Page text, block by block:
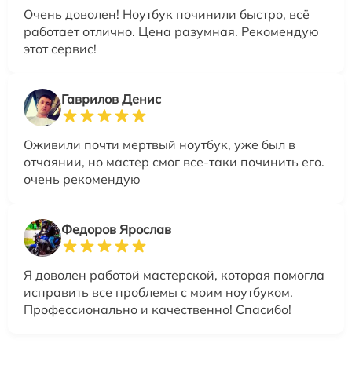
Очень доволен! Ноутбук починили быстро, всё
работает отлично. Цена разумная. Рекомендую
этот сервис!
Гаврилов Денис
Оживили почти мертвый ноутбук, уже был в
отчаянии, но мастер смог все-таки починить его.
очень рекомендую
Федоров Ярослав
Я доволен работой мастерской, которая помогла
исправить все проблемы с моим ноутбуком.
Профессионально и качественно! Спасибо!